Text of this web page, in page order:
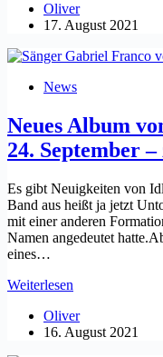
am
Freitag
ResonanzWerk:
Metal
Feinsten
Oliver
17. August 2021
News
Neues Album
24. September
Es gibt Neuigkeiten von
Band aus heißt ja jetzt
mit einer anderen
Namen angedeutet
eines…
Weiterlesen
von
Unto
Oliver
16. August 2021